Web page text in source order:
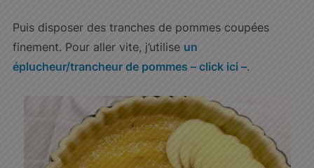
Puis disposer des tranches de pommes coupées
finement. Pour aller vite, j’utilise un
éplucheur/trancheur de pommes – click ici –.